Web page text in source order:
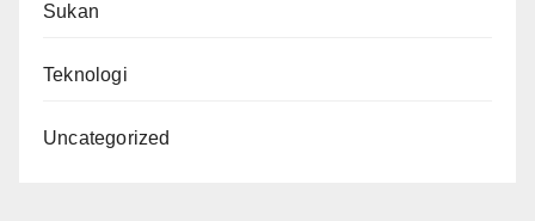
Sukan
Teknologi
Uncategorized